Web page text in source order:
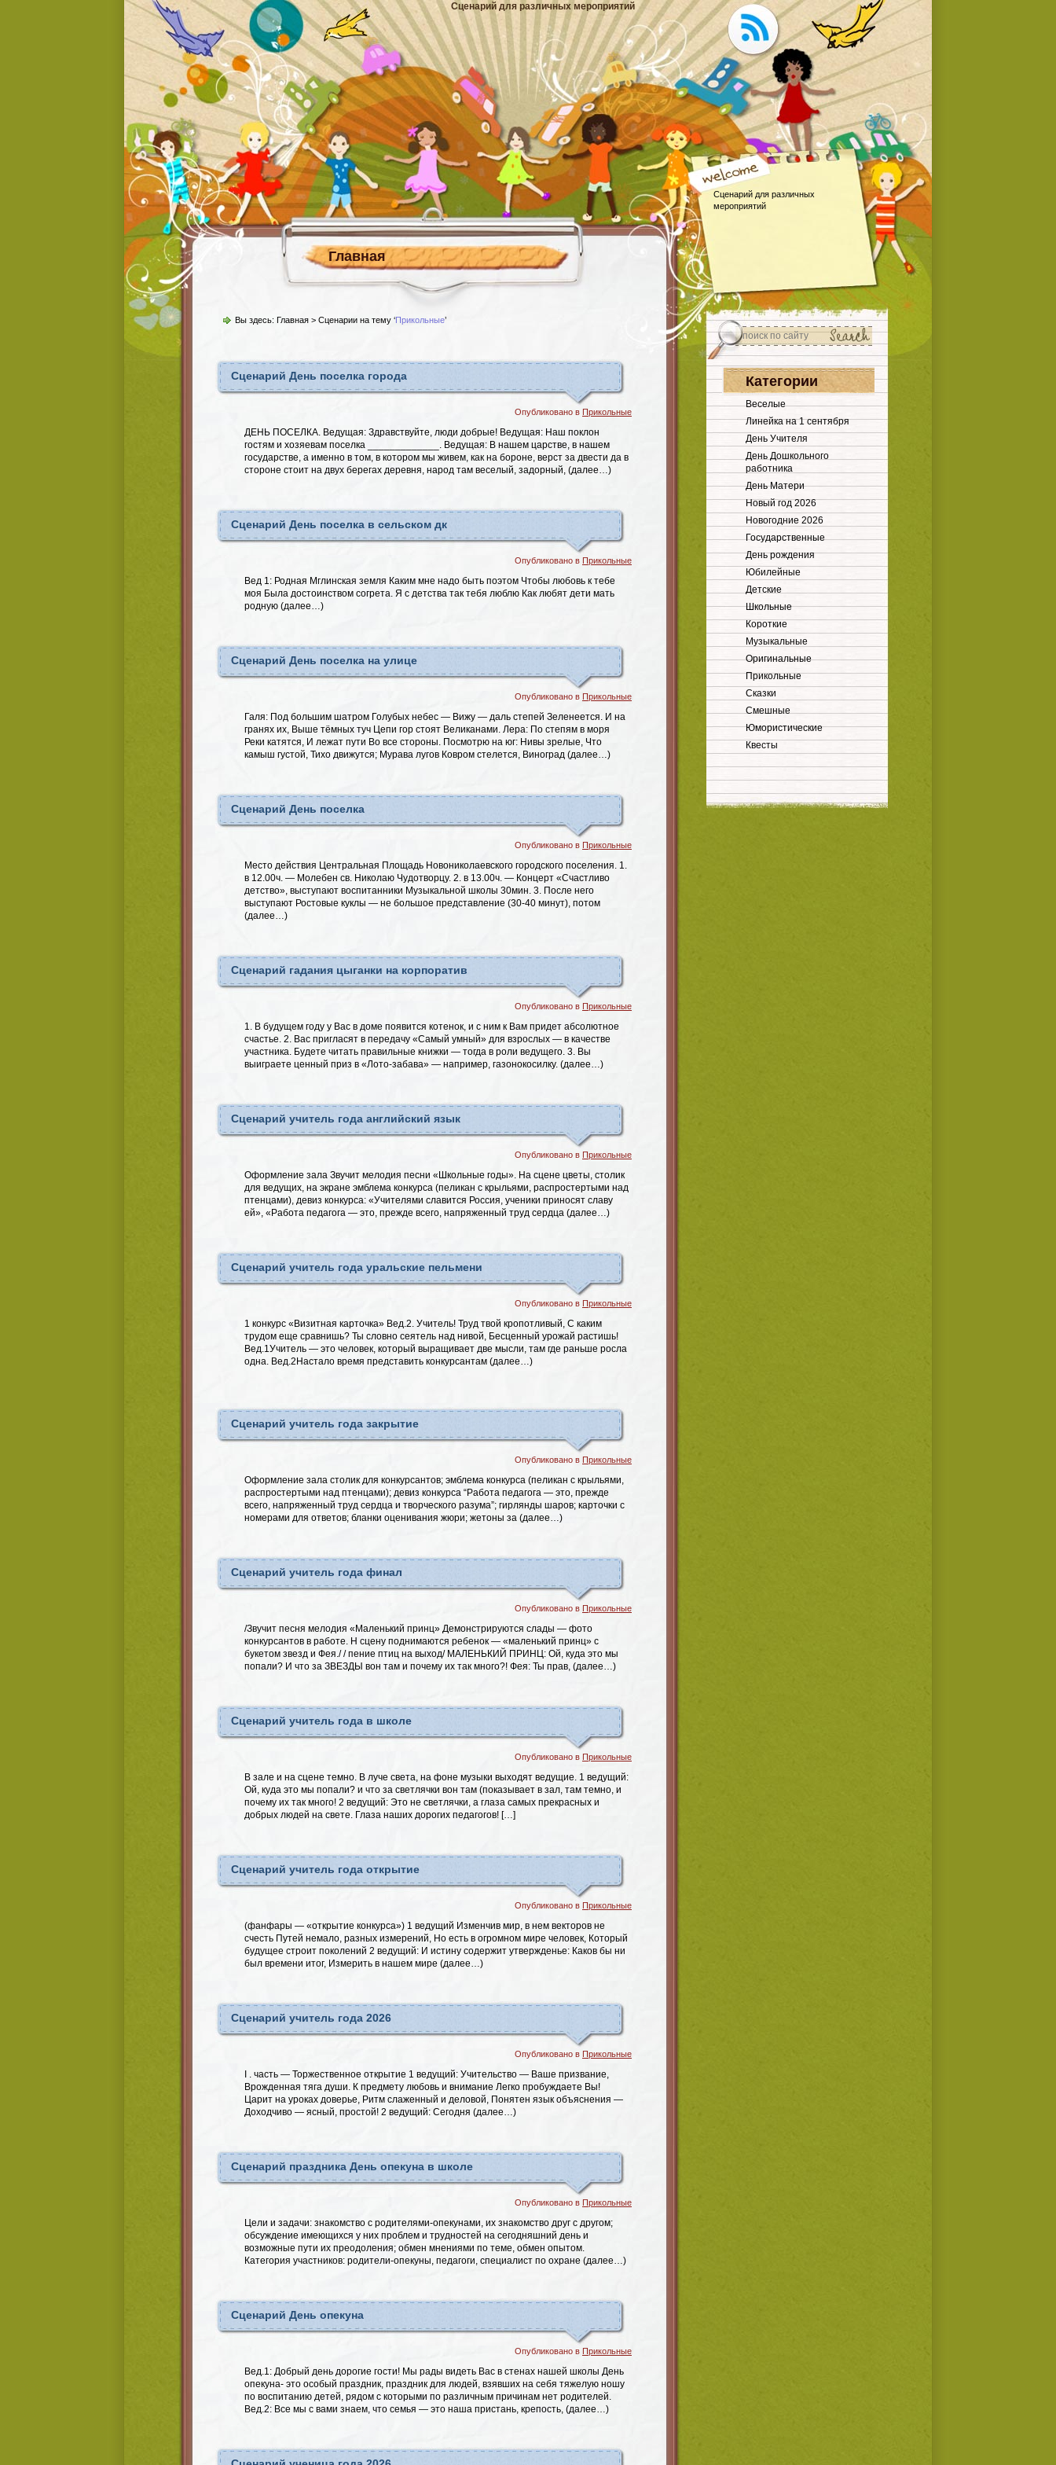
Сценарий для различных мероприятий
Главная
Сценарий для различных
мероприятий
Вы здесь: Главная > Сценарии на тему ‘Прикольные’
Сценарий День поселка города
Опубликовано в Прикольные
ДЕНЬ ПОСЕЛКА. Ведущая: Здравствуйте, люди добрые! Ведущая: Наш поклон
гостям и хозяевам поселка _____________. Ведущая: В нашем царстве, в нашем
государстве, а именно в том, в котором мы живем, как на бороне, верст за двести да в
стороне стоит на двух берегах деревня, народ там веселый, задорный, (далее…)
Сценарий День поселка в сельском дк
Опубликовано в Прикольные
Вед 1: Родная Мглинская земля Каким мне надо быть поэтом Чтобы любовь к тебе
моя Была достоинством согрета. Я с детства так тебя люблю Как любят дети мать
родную (далее…)
Сценарий День поселка на улице
Опубликовано в Прикольные
Галя: Под большим шатром Голубых небес — Вижу — даль степей Зеленеется. И на
гранях их, Выше тёмных туч Цепи гор стоят Великанами. Лера: По степям в моря
Реки катятся, И лежат пути Во все стороны. Посмотрю на юг: Нивы зрелые, Что
камыш густой, Тихо движутся; Мурава лугов Ковром стелется, Виноград (далее…)
Сценарий День поселка
Опубликовано в Прикольные
Место действия Центральная Площадь Новониколаевского городского поселения. 1.
в 12.00ч. — Молебен св. Николаю Чудотворцу. 2. в 13.00ч. — Концерт «Счастливо
детство», выступают воспитанники Музыкальной школы 30мин. 3. После него
выступают Ростовые куклы — не большое представление (30-40 минут), потом
(далее…)
Сценарий гадания цыганки на корпоратив
Опубликовано в Прикольные
1. В будущем году у Вас в доме появится котенок, и с ним к Вам придет абсолютное
счастье. 2. Вас пригласят в передачу «Самый умный» для взрослых — в качестве
участника. Будете читать правильные книжки — тогда в роли ведущего. 3. Вы
выиграете ценный приз в «Лото-забава» — например, газонокосилку. (далее…)
Сценарий учитель года английский язык
Опубликовано в Прикольные
Оформление зала Звучит мелодия песни «Школьные годы». На сцене цветы, столик
для ведущих, на экране эмблема конкурса (пеликан с крыльями, распростертыми над
птенцами), девиз конкурса: «Учителями славится Россия, ученики приносят славу
ей», «Работа педагога — это, прежде всего, напряженный труд сердца (далее…)
Сценарий учитель года уральские пельмени
Опубликовано в Прикольные
1 конкурс «Визитная карточка» Вед.2. Учитель! Труд твой кропотливый, С каким
трудом еще сравнишь? Ты словно сеятель над нивой, Бесценный урожай растишь!
Вед.1Учитель — это человек, который выращивает две мысли, там где раньше росла
одна. Вед.2Настало время представить конкурсантам (далее…)
Сценарий учитель года закрытие
Опубликовано в Прикольные
Оформление зала столик для конкурсантов; эмблема конкурса (пеликан с крыльями,
распростертыми над птенцами); девиз конкурса “Работа педагога — это, прежде
всего, напряженный труд сердца и творческого разума”; гирлянды шаров; карточки с
номерами для ответов; бланки оценивания жюри; жетоны за (далее…)
Сценарий учитель года финал
Опубликовано в Прикольные
/Звучит песня мелодия «Маленький принц» Демонстрируются слады — фото
конкурсантов в работе. Н сцену поднимаются ребенок — «маленький принц» с
букетом звезд и Фея./ / пение птиц на выход/ МАЛЕНЬКИЙ ПРИНЦ: Ой, куда это мы
попали? И что за ЗВЕЗДЫ вон там и почему их так много?! Фея: Ты прав, (далее…)
Сценарий учитель года в школе
Опубликовано в Прикольные
В зале и на сцене темно. В луче света, на фоне музыки выходят ведущие. 1 ведущий:
Ой, куда это мы попали? и что за светлячки вон там (показывает в зал, там темно, и
почему их так много! 2 ведущий: Это не светлячки, а глаза самых прекрасных и
добрых людей на свете. Глаза наших дорогих педагогов! […]
Сценарий учитель года открытие
Опубликовано в Прикольные
(фанфары — «открытие конкурса») 1 ведущий Изменчив мир, в нем векторов не
счесть Путей немало, разных измерений, Но есть в огромном мире человек, Который
будущее строит поколений 2 ведущий: И истину содержит утвержденье: Каков бы ни
был времени итог, Измерить в нашем мире (далее…)
Сценарий учитель года 2026
Опубликовано в Прикольные
I . часть — Торжественное открытие 1 ведущий: Учительство — Ваше призвание,
Врожденная тяга души. К предмету любовь и внимание Легко пробуждаете Вы!
Царит на уроках доверье, Ритм слаженный и деловой, Понятен язык объяснения —
Доходчиво — ясный, простой! 2 ведущий: Сегодня (далее…)
Сценарий праздника День опекуна в школе
Опубликовано в Прикольные
Цели и задачи: знакомство с родителями-опекунами, их знакомство друг с другом;
обсуждение имеющихся у них проблем и трудностей на сегодняшний день и
возможные пути их преодоления; обмен мнениями по теме, обмен опытом.
Категория участников: родители-опекуны, педагоги, специалист по охране (далее…)
Сценарий День опекуна
Опубликовано в Прикольные
Вед.1: Добрый день дорогие гости! Мы рады видеть Вас в стенах нашей школы День
опекуна- это особый праздник, праздник для людей, взявших на себя тяжелую ношу
по воспитанию детей, рядом с которыми по различным причинам нет родителей.
Вед.2: Все мы с вами знаем, что семья — это наша пристань, крепость, (далее…)
Категории
Веселые
Линейка на 1 сентября
День Учителя
День Дошкольного
работника
День Матери
Новый год 2026
Новогодние 2026
Государственные
День рождения
Юбилейные
Детские
Школьные
Короткие
Музыкальные
Оригинальные
Прикольные
Сказки
Смешные
Юмористические
Квесты